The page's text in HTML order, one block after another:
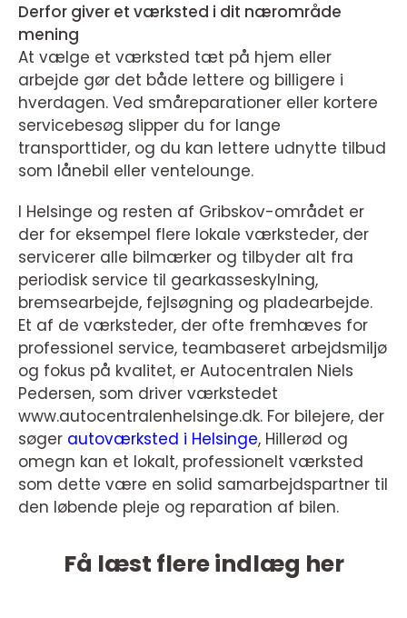
Derfor giver et værksted i dit nærområde
mening
At vælge et værksted tæt på hjem eller
arbejde gør det både lettere og billigere i
hverdagen. Ved småreparationer eller kortere
servicebesøg slipper du for lange
transporttider, og du kan lettere udnytte tilbud
som lånebil eller ventelounge.
I Helsinge og resten af Gribskov-området er
der for eksempel flere lokale værksteder, der
servicerer alle bilmærker og tilbyder alt fra
periodisk service til gearkasseskylning,
bremsearbejde, fejlsøgning og pladearbejde.
Et af de værksteder, der ofte fremhæves for
professionel service, teambaseret arbejdsmiljø
og fokus på kvalitet, er Autocentralen Niels
Pedersen, som driver værkstedet
www.autocentralenhelsinge.dk. For bilejere, der
søger autoværksted i Helsinge, Hillerød og
omegn kan et lokalt, professionelt værksted
som dette være en solid samarbejdspartner til
den løbende pleje og reparation af bilen.
Få læst flere indlæg her